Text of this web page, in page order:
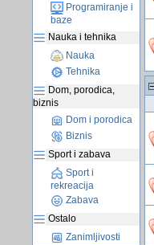
Programiranje i
baze
Nauka i tehnika
Nauka
Tehnika
Dom, porodica,
biznis
Dom i porodica
Biznis
Sport i zabava
Sport i
rekreacija
Zabava
Ostalo
Zanimljivosti